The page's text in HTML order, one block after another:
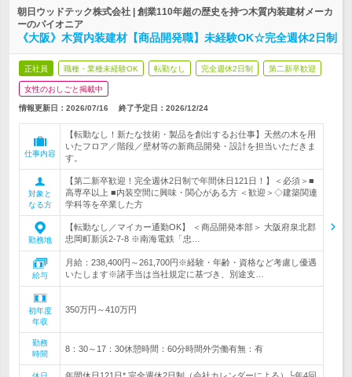
朝日ウッドテック株式会社 | 創業110年超の歴史を持つ木質内装建材メーカ
ーのパイオニア
《大阪》木質内装建材【商品開発職】未経験OK☆完全週休2日制
正社員 職種・業種未経験OK 転勤なし 完全週休2日制 第二新卒歓迎
女性のおしごと掲載中
情報更新日：2026/07/16 終了予定日： 2026/12/24
仕事内容
【転勤なし！新たな技術・製品を創出するお仕事】天然の木を用
いたフロア／階段／壁材等の新商品開発・設計を担当いただきま
す。
対象と
なる方
【第二新卒歓迎！完全週休2日制で年間休日121日！】＜必須＞■
高専卒以上 ■内装空間に興味・関心がある方 ＜歓迎＞◇建築関連
学科等を卒業した方
勤務地
【転勤なし／マイカー通勤OK】 ＜商品開発本部＞ 大阪府泉北郡
忠岡町新浜2-7-8 ※南海電鉄「忠…
給与
月給：238,400円～261,700円※経験・年齢・資格など考慮し優遇
いたします※諸手当は当社規定に基づき、別途支…
初年度
年収
350万円～410万円
勤務
時間
8：30～17：30休憩時間：60分時間外労働有無：有